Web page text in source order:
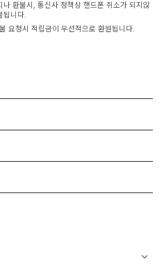
환불시, 통신사 정책상 핸드폰 취소가 되지않
됩니다.
요청시 적립금이 우선적으로 환원됩니다.